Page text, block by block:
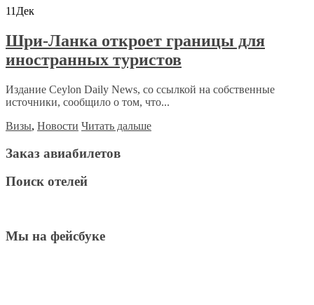
11 Дек
Шри-Ланка откроет границы для
иностранных туристов
Издание Ceylon Daily News, со ссылкой на собственные
источники, сообщило о том, что...
Визы, Новости Читать дальше
Заказ авиабилетов
Поиск отелей
Мы на фейсбуке